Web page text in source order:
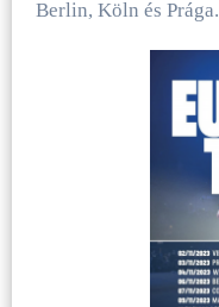
Berlin, Köln és Prága.